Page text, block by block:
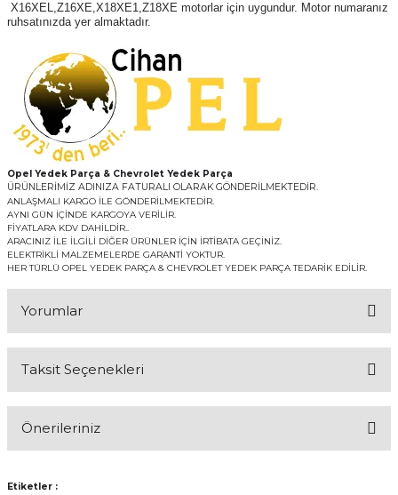
X16XEL,Z16XE,X18XE1,Z18XE motorlar için uygundur. Motor numaranız
ruhsatınızda yer almaktadır.
Opel Yedek Parça & Chevrolet Yedek Parça
ÜRÜNLERİMİZ ADINIZA FATURALI OLARAK GÖNDERİLMEKTEDİR.
ANLAŞMALI KARGO İLE GÖNDERİLMEKTEDİR.
AYNI GÜN İÇİNDE KARGOYA VERİLİR.
FİYATLARA KDV DAHİLDİR..
ARACINIZ İLE İLGİLİ DİĞER ÜRÜNLER İÇİN İRTİBATA GEÇİNİZ.
ELEKTRİKLİ MALZEMELERDE GARANTİ YOKTUR.
HER TÜRLÜ OPEL YEDEK PARÇA & CHEVROLET YEDEK PARÇA TEDARİK EDİLİR.
Yorumlar
Taksit Seçenekleri
Önerileriniz
konularda yetersiz gördüğünüz noktaları öneri formunu kullanarak
Etiketler :